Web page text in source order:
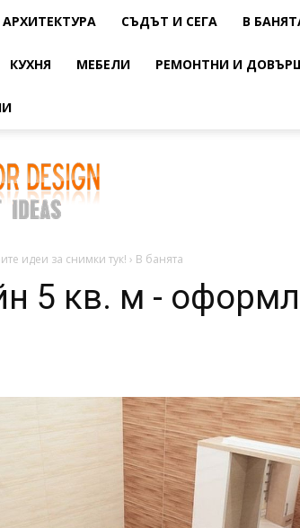
АРХИТЕКТУРА СЪДЪТ И СЕГА В
КУХНЯ МЕБЕЛИ РЕМОНТНИ И
идеи за снимки тук! › В банята
5 кв. м -